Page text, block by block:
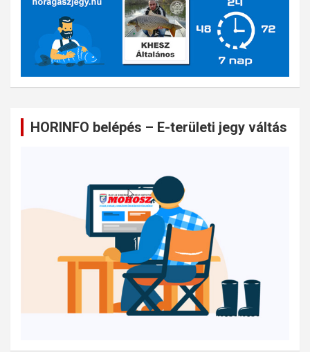
HORINFO belépés – E-területi jegy váltás